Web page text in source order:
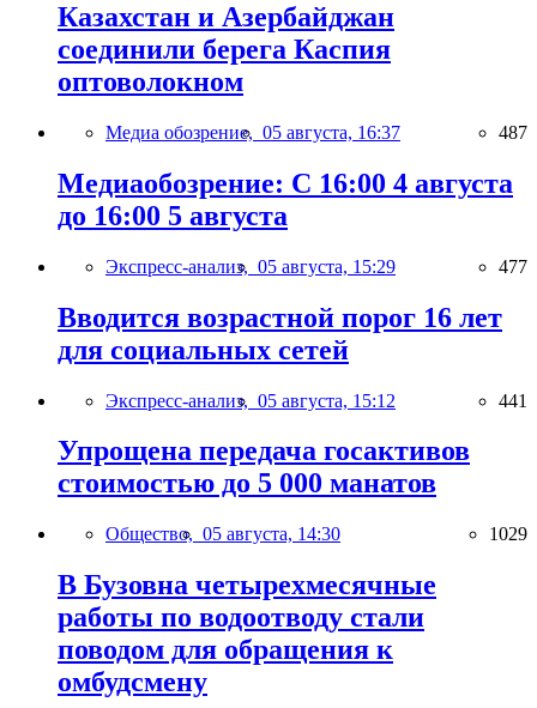
Казахстан и Азербайджан
соединили берега Каспия
оптоволокном
Медиа обозрение, 05 августа, 16:37 487
Медиаобозрение: С 16:00 4 августа
до 16:00 5 августа
Экспресс-анализ, 05 августа, 15:29 477
Вводится возрастной порог 16 лет
для социальных сетей
Экспресс-анализ, 05 августа, 15:12 441
Упрощена передача госактивов
стоимостью до 5 000 манатов
Общество, 05 августа, 14:30 1029
В Бузовна четырехмесячные
работы по водоотводу стали
поводом для обращения к
омбудсмену